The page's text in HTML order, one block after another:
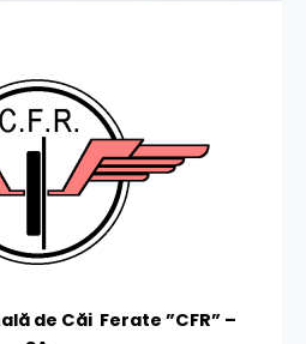
de Căi Ferate ”CFR” –